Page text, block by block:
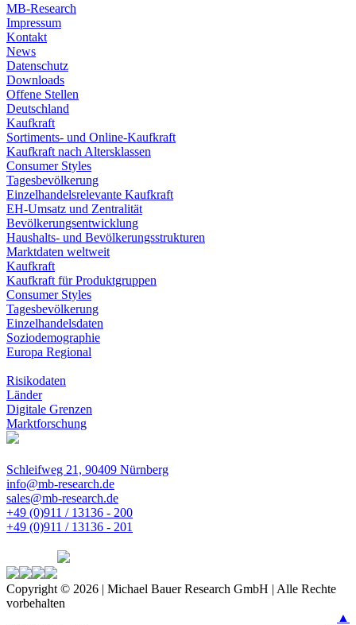
MB-Research
Impressum
Kontakt
News
Datenschutz
Downloads
Offene Stellen
Deutschland
Kaufkraft
Sortiments- und Online-Kaufkraft
Kaufkraft nach Altersklassen
Consumer Styles
Tagesbevölkerung
Einzelhandelsrelevante Kaufkraft
EH-Umsatz und Zentralität
Bevölkerungsentwicklung
Haushalts- und Bevölkerungsstrukturen
Marktdaten weltweit
Kaufkraft
Kaufkraft für Produktgruppen
Consumer Styles
Tagesbevölkerung
Einzelhandelsdaten
Soziodemographie
Europa Regional
Risikodaten
Länder
Digitale Grenzen
Marktforschung
Schleifweg 21, 90409 Nürnberg
info@mb-research.de
sales@mb-research.de
+49 (0)911 / 13136 - 200
+49 (0)911 / 13136 - 201
Copyright © 2026 | Michael Bauer Research GmbH | Alle Rechte
vorbehalten
▲